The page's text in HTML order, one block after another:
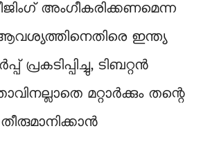
അംഗീകരിക്കണമെന്ന
ഇന്ത്യ
പ്രകടിപ്പിച്ചു, ടിബറ്റൻ
മറ്റാർക്കും തന്റെ